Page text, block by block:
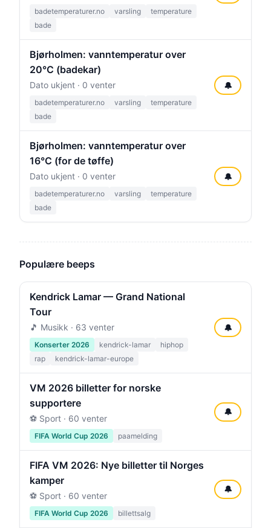
badetemperaturer.no varsling
temperature
bade
Bjørholmen: vanntemperatur over
20°C (badekar)
Dato ukjent · 0 venter
badetemperaturer.no varsling
temperature
bade
🔔
Bjørholmen: vanntemperatur over
16°C (for de tøffe)
Dato ukjent · 0 venter
badetemperaturer.no varsling
temperature
bade
🔔
Populære beeps
Kendrick Lamar — Grand National
Tour
🎵 Musikk · 63 venter
Konserter 2026 kendrick-lamar
hiphop
rap
kendrick-lamar-europe
🔔
VM 2026 billetter for norske
supportere
⚽ Sport · 60 venter
FIFA World Cup 2026 paamelding
🔔
FIFA VM 2026: Nye billetter til Norges
kamper
⚽ Sport · 60 venter
FIFA World Cup 2026 billettsalg
🔔